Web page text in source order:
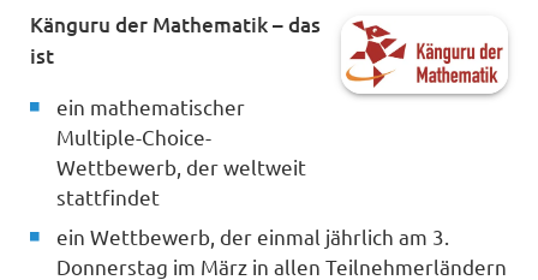
Känguru der Mathematik – das
ist
ein mathematischer
Multiple-Choice-
Wettbewerb, der weltweit
stattfindet
ein Wettbewerb, der einmal jährlich am 3.
Donnerstag im März in allen Teilnehmerländern